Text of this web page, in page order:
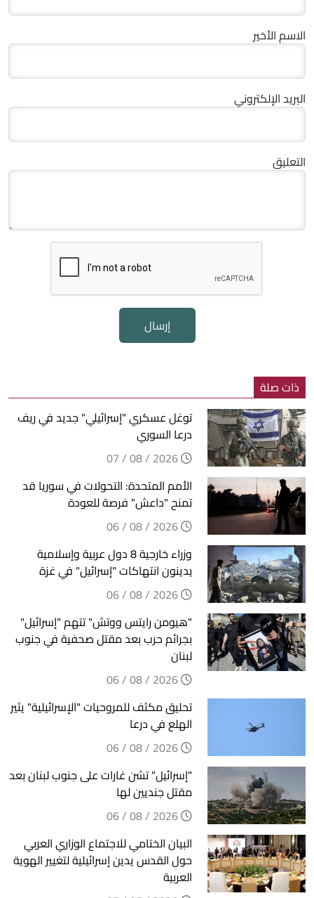
الاسم الأخير
البريد الإلكتروني
التعليق
إرسال
ذات صلة
توغل عسكري "إسرائيلي" جديد في ريف
درعا السوري
الأمم المتحدة: التحولات في سوريا قد
تمنح "داعش" فرصة للعودة
وزراء خارجية 8 دول عربية وإسلامية
يدينون انتهاكات "إسرائيل" في غزة
"هيومن رايتس ووتش" تتهم "إسرائيل"
بجرائم حرب بعد مقتل صحفية في جنوب
لبنان
تحليق مكثف للمروحيات "الإسرائيلية" يثير
الهلع في درعا
"إسرائيل" تشن غارات على جنوب لبنان بعد
مقتل جنديين لها
البيان الختامي للاجتماع الوزاري العربي
حول القدس يدين إسرائيلية لتغيير الهوية
العربية